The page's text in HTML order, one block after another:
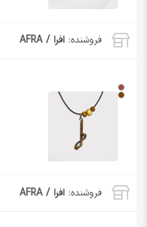
فروشنده: افرا / AFRA
فروشنده: افرا / AFRA